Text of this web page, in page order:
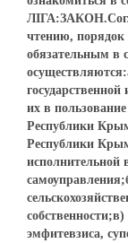
чтению, порядок
обязательным в
их в
Республики
Республики
исполнительной
эмфитевзиса,